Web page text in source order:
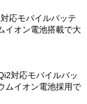
応モバイルバッテ
イオン電池搭載で大
対応モバイルバッ
イオン電池採用で